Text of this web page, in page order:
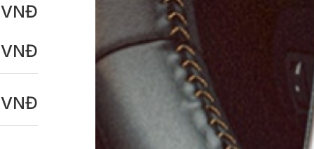
VNĐ
VNĐ
VNĐ